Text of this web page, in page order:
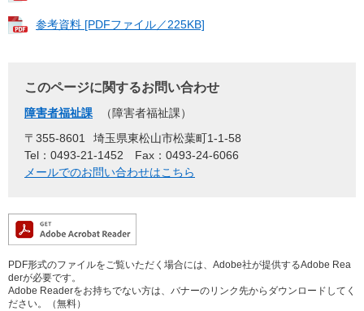
参考資料 [PDFファイル／225KB]
このページに関するお問い合わせ
障害者福祉課
障害者福祉課
〒355-8601
埼玉県東松山市松葉町1-1-58
Tel：0493-21-1452
Fax：0493-24-6066
メールでのお問い合わせはこちら
PDF形式のファイルをご覧いただく場合には、Adobe社が提供するAdobe Rea
derが必要です。
Adobe Readerをお持ちでない方は、バナーのリンク先からダウンロードしてく
ださい。（無料）